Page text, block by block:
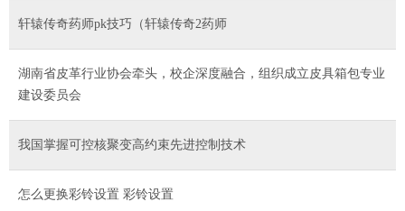
轩辕传奇药师pk技巧（轩辕传奇2药师
湖南省皮革行业协会牵头，校企深度融合，组织成立皮具箱包专业
建设委员会
我国掌握可控核聚变高约束先进控制技术
怎么更换彩铃设置 彩铃设置